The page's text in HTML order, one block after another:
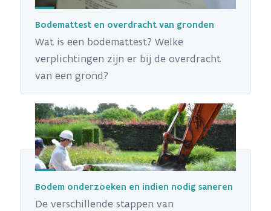
Bodemattest en overdracht van gronden
Wat is een bodemattest? Welke
verplichtingen zijn er bij de overdracht
van een grond?
Bodem onderzoeken en indien nodig saneren
De verschillende stappen van